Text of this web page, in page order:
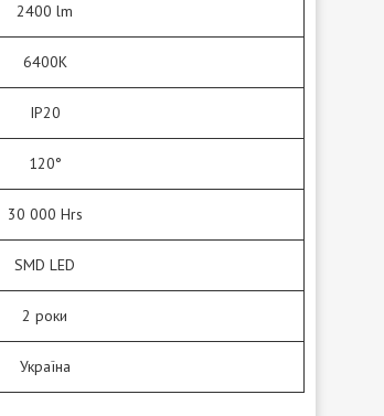
2400 lm
6400K
IP20
120°
30 000 Hrs
SMD LED
2 роки
Україна